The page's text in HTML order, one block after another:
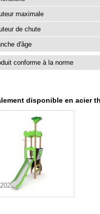
maximale
de chute
d'âge
conforme à la norme
disponible en acier